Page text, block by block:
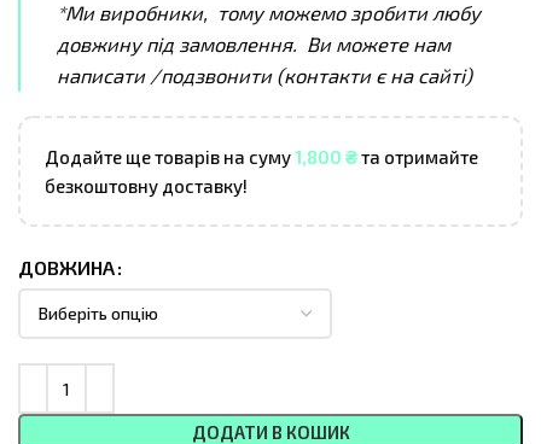
*Ми виробники, тому можемо зробити любу
довжину під замовлення. Ви можете нам
написати /подзвонити (контакти є на сайті)
Додайте ще товарів на суму1,800 ₴та отримайте
безкоштовну доставку!
ДОВЖИНА
ДОДАТИ В КОШИК